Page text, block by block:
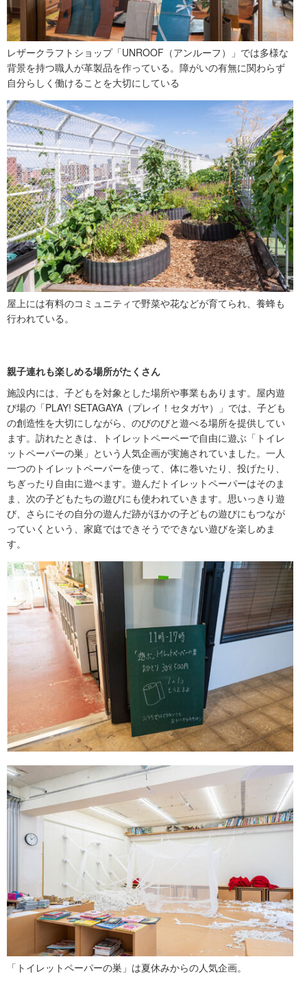
レザークラフトショップ「UNROOF（アンルーフ）」では多様な
背景を持つ職人が革製品を作っている。障がいの有無に関わらず
自分らしく働けることを大切にしている
屋上には有料のコミュニティで野菜や花などが育てられ、養蜂も
行われている。
親子連れも楽しめる場所がたくさん
施設内には、子どもを対象とした場所や事業もあります。屋内遊
び場の「PLAY! SETAGAYA（プレイ！セタガヤ）」では、子ども
の創造性を大切にしながら、のびのびと遊べる場所を提供してい
ます。訪れたときは、トイレットペーペーで自由に遊ぶ「トイレ
ットペーパーの巣」という人気企画が実施されていました。一人
一つのトイレットペーパーを使って、体に巻いたり、投げたり、
ちぎったり自由に遊べます。遊んだトイレットペーパーはそのま
ま、次の子どもたちの遊びにも使われていきます。思いっきり遊
び、さらにその自分の遊んだ跡がほかの子どもの遊びにもつなが
っていくという、家庭ではできそうでできない遊びを楽しめま
す。
「トイレットペーパーの巣」は夏休みからの人気企画。